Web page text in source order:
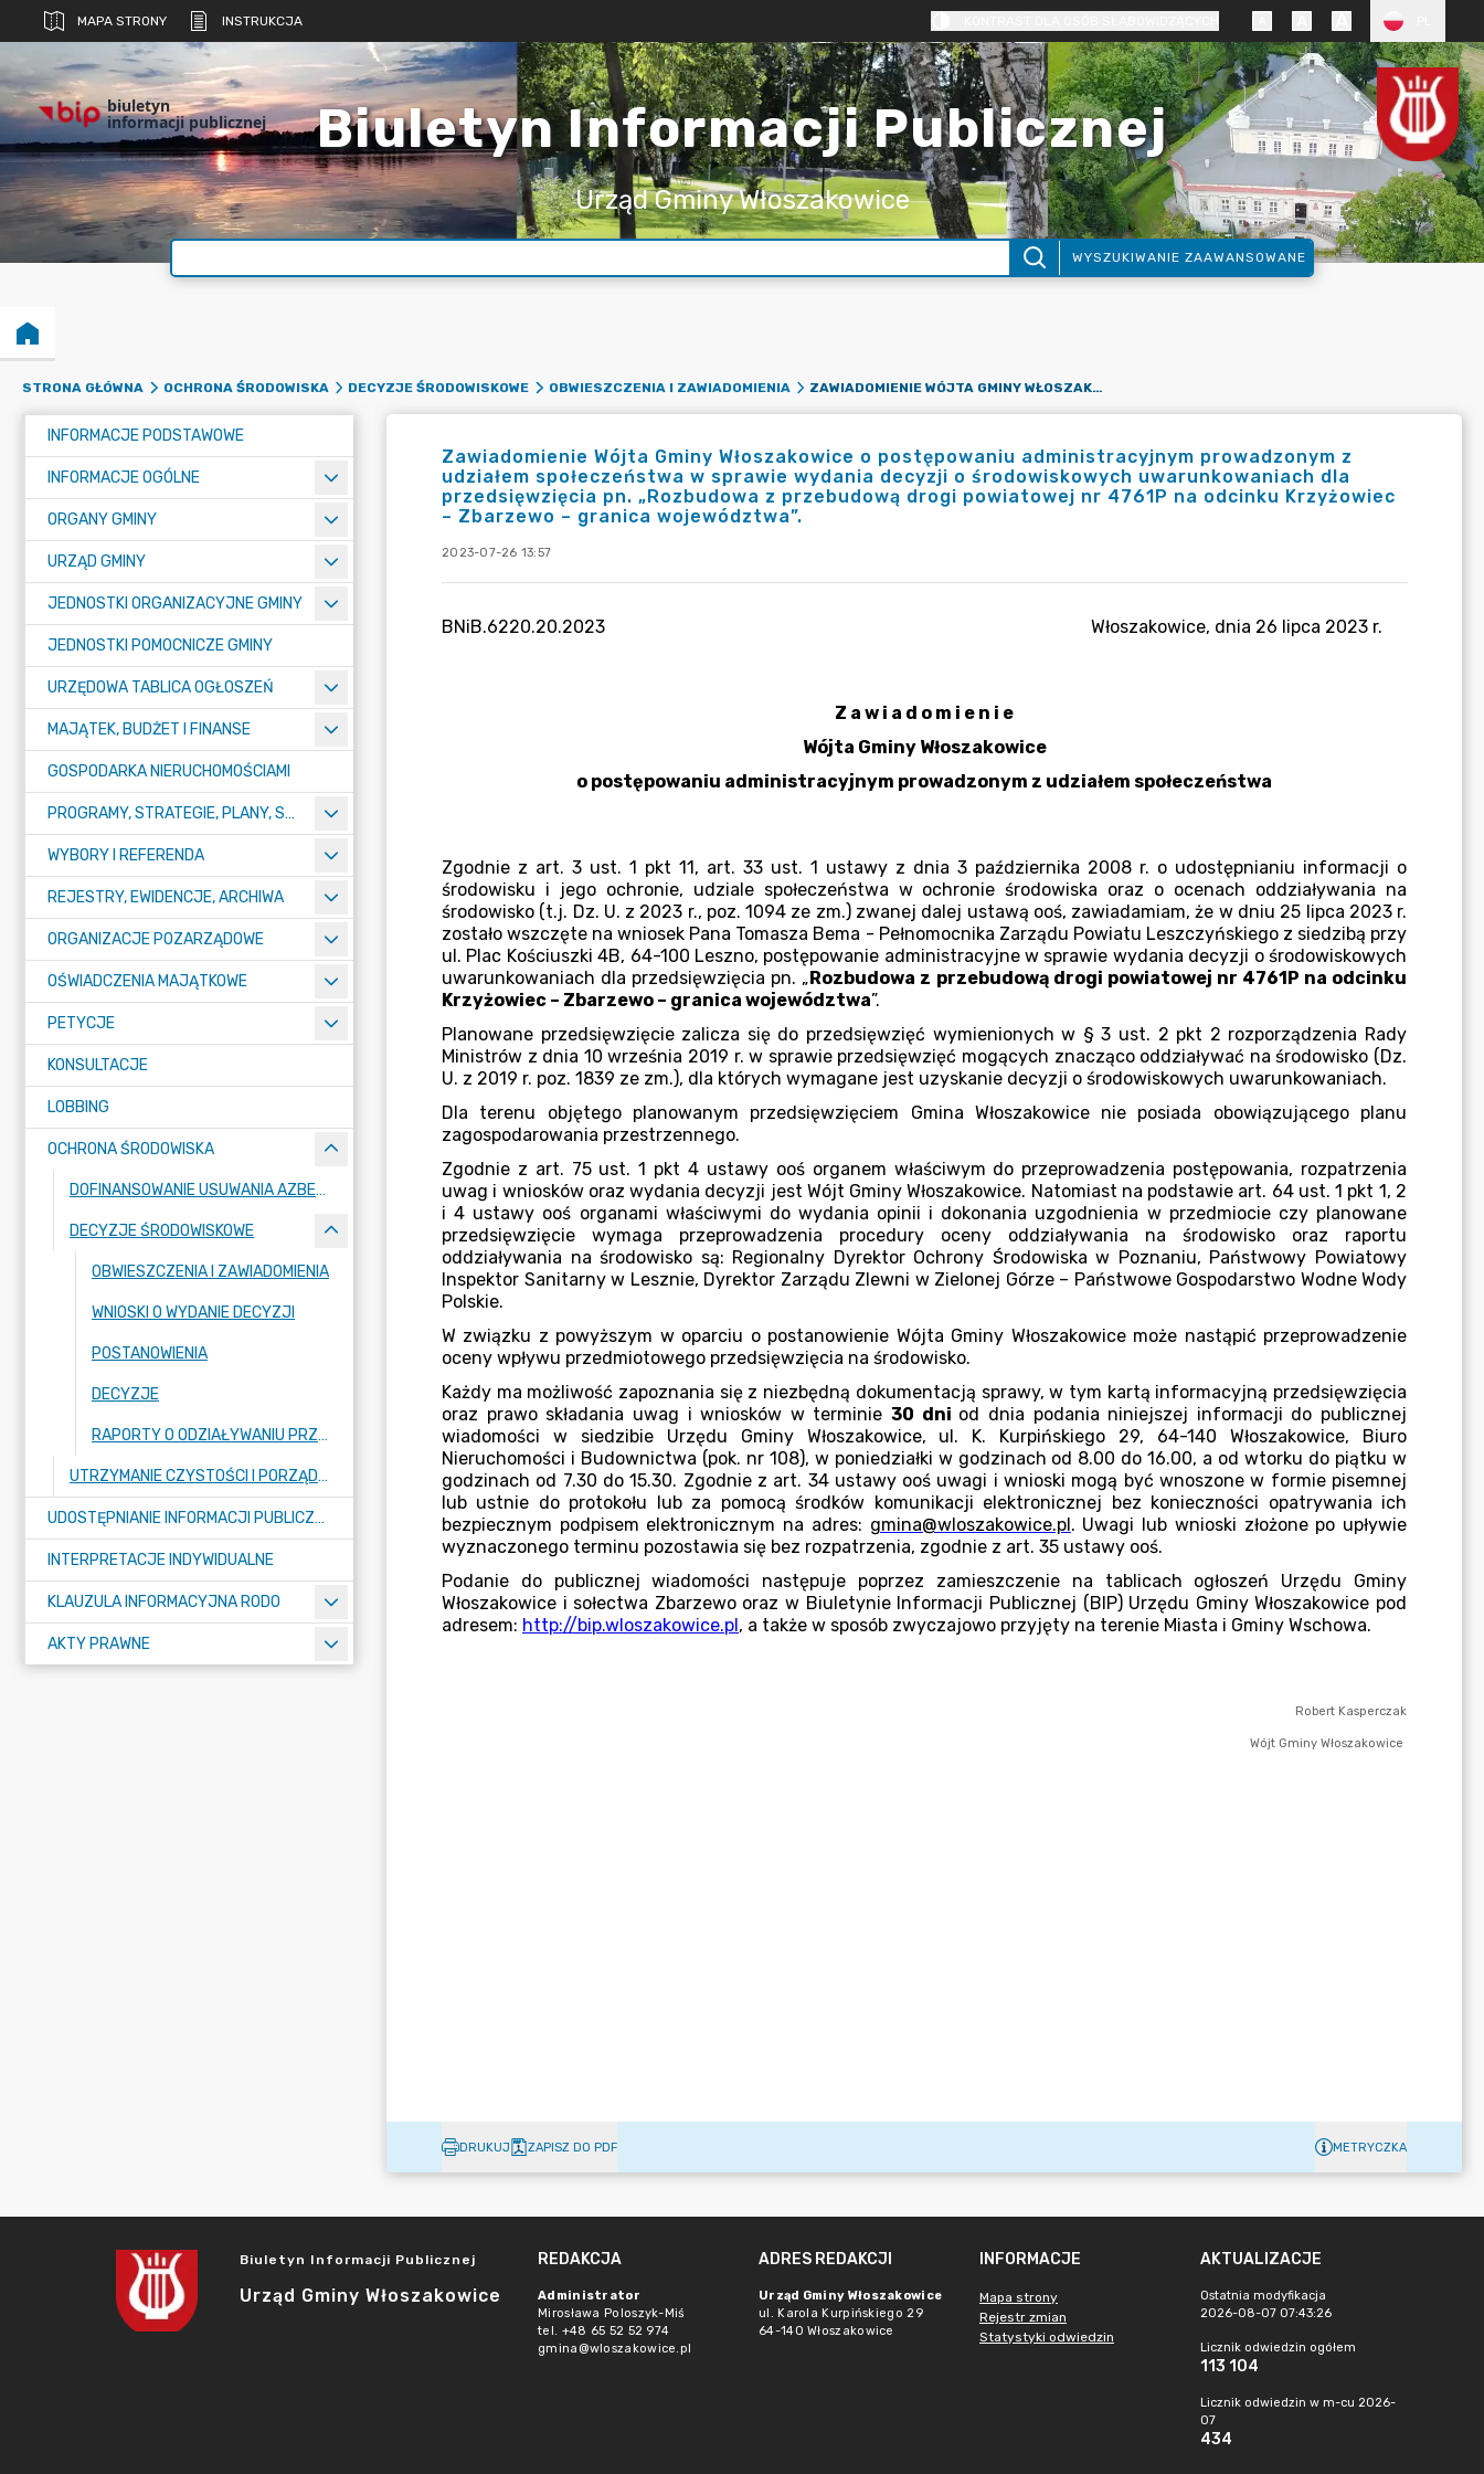
MAPA STRONY INSTRUKCJA
biuletyn
informacji publicznej Biuletyn Informacji Publicznej
Urząd Gminy Włoszakowice
WYSZUKIWANIE ZAAWANSOWANE
STRONA GŁÓWNA OCHRONA ŚRODOWISKA DECYZJE ŚRODOWISKOWE OBWIESZCZENIA I ZAWIADOMIENIA ZAWIADOMIENIE WÓJTA GMINY WŁOSZAKOWICE O POSTĘPOWANIU ADMINISTRACYJNYM PROWADZONYM Z UDZIAŁEM SPOŁECZEŃSTWA W SPRAWIE WYDANIA DECYZJI O ŚRODOWISKOWYCH UWARUNKOWANIACH DLA PRZEDSIĘWZIĘCIA PN. „ROZBUDOWA Z PRZEBUDOWĄ DROGI POWIATOWEJ NR 4761P NA ODCINKU KRZYŻOWIEC – ZBARZEWO – GRANICA WOJEWÓDZTWA”.
INFORMACJE PODSTAWOWE
INFORMACJE OGÓLNE
ORGANY GMINY
URZĄD GMINY
JEDNOSTKI ORGANIZACYJNE GMINY
JEDNOSTKI POMOCNICZE GMINY
URZĘDOWA TABLICA OGŁOSZEŃ
MAJĄTEK, BUDŻET I FINANSE
GOSPODARKA NIERUCHOMOŚCIAMI
PROGRAMY, STRATEGIE, PLANY, SPRAWOZDANIA I OPRACOWANIA
WYBORY I REFERENDA
REJESTRY, EWIDENCJE, ARCHIWA
ORGANIZACJE POZARZĄDOWE
OŚWIADCZENIA MAJĄTKOWE
PETYCJE
KONSULTACJE
LOBBING
OCHRONA ŚRODOWISKA
DOFINANSOWANIE USUWANIA AZBESTU
DECYZJE ŚRODOWISKOWE
OBWIESZCZENIA I ZAWIADOMIENIA
WNIOSKI O WYDANIE DECYZJI
POSTANOWIENIA
DECYZJE
RAPORTY O ODZIAŁYWANIU PRZEDSIĘWZIĘĆ NA ŚRODOWISKO
UTRZYMANIE CZYSTOŚCI I PORZĄDKU
UDOSTĘPNIANIE INFORMACJI PUBLICZNEJ
INTERPRETACJE INDYWIDUALNE
KLAUZULA INFORMACYJNA RODO
AKTY PRAWNE
Zawiadomienie Wójta Gminy Włoszakowice o postępowaniu administracyjnym prowadzonym z
udziałem społeczeństwa w sprawie wydania decyzji o środowiskowych uwarunkowaniach dla
przedsięwzięcia pn. „Rozbudowa z przebudową drogi powiatowej nr 4761P na odcinku Krzyżowiec
– Zbarzewo – granica województwa”.
2023-07-26 13:57
DRUKUJ ZAPISZ DO PDF METRYCZKA
Biuletyn Informacji Publicznej
Urząd Gminy Włoszakowice
REDAKCJA
Administrator
Mirosława Poloszyk-Miś
tel. +48 65 52 52 974
gmina@wloszakowice.pl
ADRES REDAKCJI
Urząd Gminy Włoszakowice
ul. Karola Kurpińskiego 29
64-140 Włoszakowice
INFORMACJE
Mapa strony
Rejestr zmian
Statystyki odwiedzin
AKTUALIZACJE
Ostatnia modyfikacja
2026-08-07 07:43:26
Licznik odwiedzin ogółem
113 104
Licznik odwiedzin w m-cu 2026-
07
434